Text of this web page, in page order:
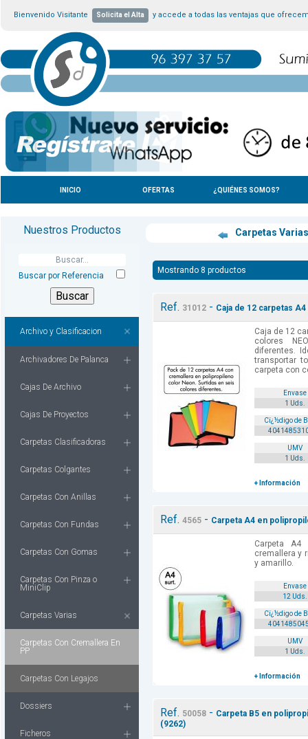
Bienvenido Visitante Solicita el Alta y accede a todas las ventajas que
INICIO OFERTAS ¿QUIÉNES SOMOS?
Nuestros Productos
Buscar por Referencia
Archivo y Clasificacion
Archivadores De Palanca
Cajas De Archivo
Cajas De Proyectos
Carpetas Clasificadoras
Carpetas Colgantes
Carpetas Con Anillas
Carpetas Con Fundas
Carpetas Con Gomas
Carpetas Con Pinza o
MiniClip
Carpetas Varias
Carpetas Con Cremallera En
PP
Carpetas Con Legajos
Dossiers
Ficheros
Carpetas
Mostrando 8 productos
Ref. 31012 - Caja de 12 carpetas
Caja de 12
colores
diferentes.
transportar
carpeta con
Envase
1 Uds.
Cï¿½digo de
UMV
1 Uds.
+ Información
Ref. 4565 - Carpeta A4 en
Carpeta A4
cremallera y
y amarillo.
Envase
12 Uds.
Cï¿½digo de
UMV
1 Uds.
+ Información
Ref. 50058 - Carpeta B5 en
(9262)